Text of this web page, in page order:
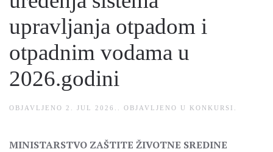
upravljanja otpadom i
otpadnim vodama u
2026.godini
OBJAVLJENO 2. JUL 2026. . OBJAVLJENO U KONKURSI
MINISTARSTVO ZAŠTITE ŽIVOTNE SREDINE